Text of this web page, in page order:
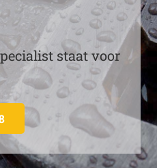
staat voor